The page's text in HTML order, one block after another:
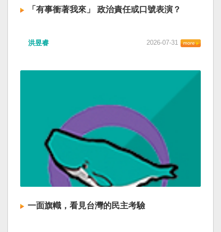
「有事衝著我來」 政治責任或口號表演？
洪昱睿 2026-07-31
一面旗幟，看見台灣的民主考驗